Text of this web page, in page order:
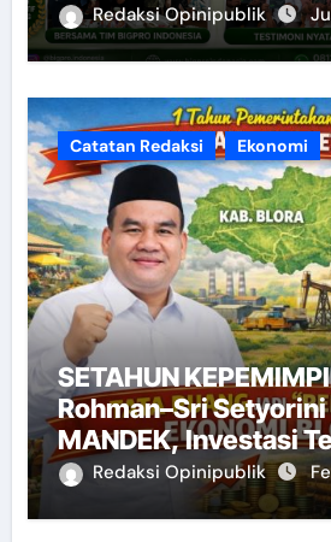
Redaksi Opinipublik
Catatan Redaksi Ekonomi
SETAHUN
Rohman–Sri Setyorini
MANDEK, Investasi
Redaksi Opinipublik